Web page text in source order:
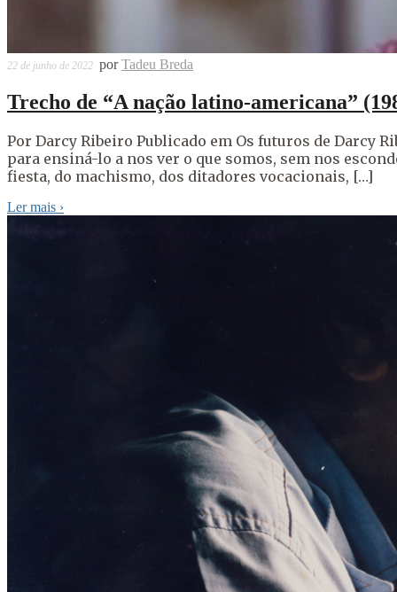
22 de junho de 2022 porTadeu Breda
Trecho de “A nação latino-americana”
Por Darcy Ribeiro Publicado em Os futuros de Darcy
para ensiná-lo a nos ver o que somos, sem nos
fiesta, do machismo, dos ditadores vocacionais, […]
Ler mais ›